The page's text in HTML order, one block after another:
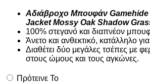
Αδιάβροχο Μπουφάν
Jacket Mossy Oak Shadow
100% στεγανό και διαπνέον
Άνετο και ανθεκτικό, κατάλληλο
Διαθέτει δύο μεγάλες τσέπες με
στους ώμους και τους αγκώνες.
Πρότεινε Το